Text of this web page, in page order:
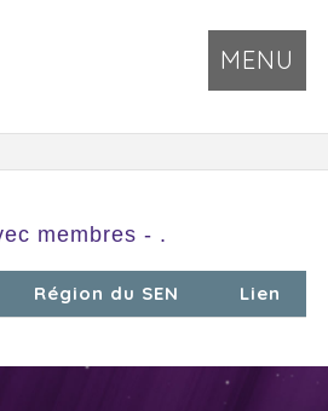
MENU
membres - .
Région du SEN Lien